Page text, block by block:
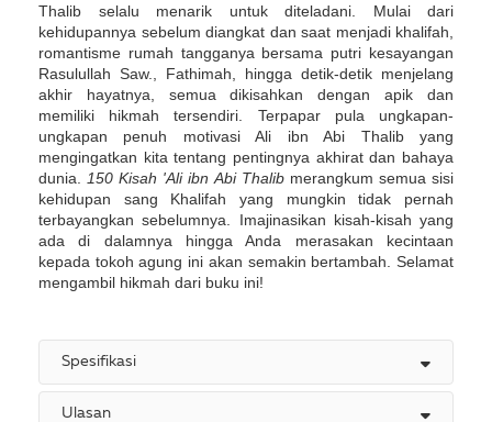
Thalib selalu menarik untuk diteladani. Mulai dari
kehidupannya sebelum diangkat dan saat menjadi khalifah,
romantisme rumah tangganya bersama putri kesayangan
Rasulullah Saw., Fathimah, hingga detik-detik menjelang
akhir hayatnya, semua dikisahkan dengan apik dan
memiliki hikmah tersendiri. Terpapar pula ungkapan-
ungkapan penuh motivasi Ali ibn Abi Thalib yang
mengingatkan kita tentang pentingnya akhirat dan bahaya
dunia.
150 Kisah 'Ali ibn Abi Thalibmerangkum semua sisi
kehidupan sang Khalifah yang mungkin tidak pernah
terbayangkan sebelumnya. Imajinasikan kisah-kisah yang
ada di dalamnya hingga Anda merasakan kecintaan
kepada tokoh agung ini akan semakin bertambah. Selamat
mengambil hikmah dari buku ini!
Spesifikasi
Ulasan